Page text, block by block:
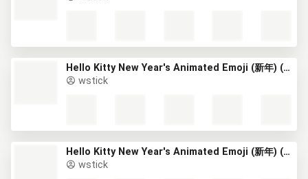
Hello Kitty New Year's Animated Emoji (新年) (1) GIF*
wstick
Hello Kitty New Year's Animated Emoji (新年) (2) GIF*
wstick